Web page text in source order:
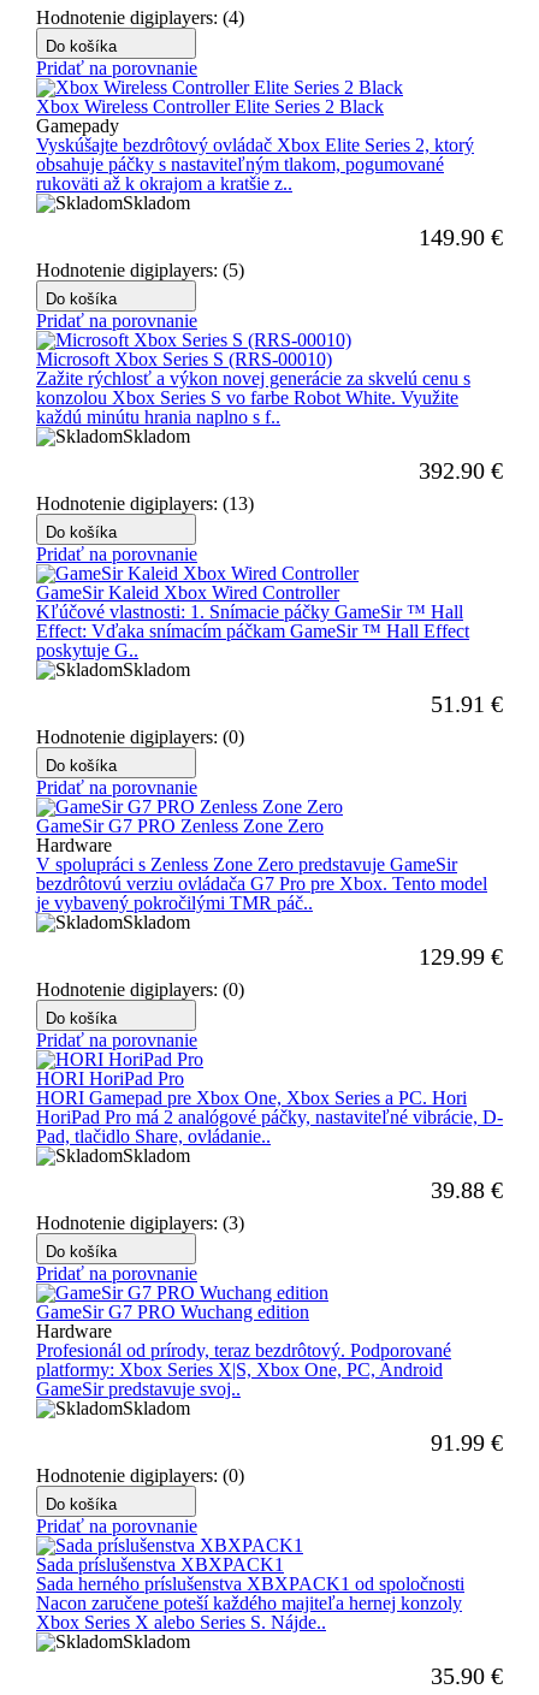
Hodnotenie digiplayers: (4)
Do košíka
Pridať na porovnanie
Xbox Wireless Controller Elite Series 2 Black
Gamepady
Vyskúšajte bezdrôtový ovládač Xbox Elite Series 2, ktorý
obsahuje páčky s nastaviteľným tlakom, pogumované
rukoväti až k okrajom a kratšie z..
Skladom
149.90 €
Hodnotenie digiplayers: (5)
Do košíka
Pridať na porovnanie
Microsoft Xbox Series S (RRS-00010)
Zažite rýchlosť a výkon novej generácie za skvelú cenu s
konzolou Xbox Series S vo farbe Robot White. Využite
každú minútu hrania naplno s f..
Skladom
392.90 €
Hodnotenie digiplayers: (13)
Do košíka
Pridať na porovnanie
GameSir Kaleid Xbox Wired Controller
Kľúčové vlastnosti: 1. Snímacie páčky GameSir ™ Hall
Effect: Vďaka snímacím páčkam GameSir ™ Hall Effect
poskytuje G..
Skladom
51.91 €
Hodnotenie digiplayers: (0)
Do košíka
Pridať na porovnanie
GameSir G7 PRO Zenless Zone Zero
Hardware
V spolupráci s Zenless Zone Zero predstavuje GameSir
bezdrôtovú verziu ovládača G7 Pro pre Xbox. Tento model
je vybavený pokročilými TMR páč..
Skladom
129.99 €
Hodnotenie digiplayers: (0)
Do košíka
Pridať na porovnanie
HORI HoriPad Pro
HORI Gamepad pre Xbox One, Xbox Series a PC. Hori
HoriPad Pro má 2 analógové páčky, nastaviteľné vibrácie, D-
Pad, tlačidlo Share, ovládanie..
Skladom
39.88 €
Hodnotenie digiplayers: (3)
Do košíka
Pridať na porovnanie
GameSir G7 PRO Wuchang edition
Hardware
Profesionál od prírody, teraz bezdrôtový. Podporované
platformy: Xbox Series X|S, Xbox One, PC, Android
GameSir predstavuje svoj..
Skladom
91.99 €
Hodnotenie digiplayers: (0)
Do košíka
Pridať na porovnanie
Sada príslušenstva XBXPACK1
Sada herného príslušenstva XBXPACK1 od spoločnosti
Nacon zaručene poteší každého majiteľa hernej konzoly
Xbox Series X alebo Series S. Nájde..
Skladom
35.90 €